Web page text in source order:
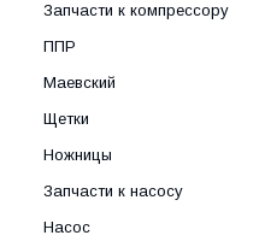
Запчасти к компрессору
ППР
Маевский
Щетки
Ножницы
Запчасти к насосу
Насос